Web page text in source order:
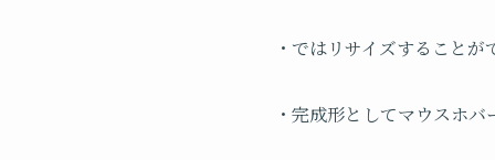
・ではリサイズすること
・完成形としてマウスホ